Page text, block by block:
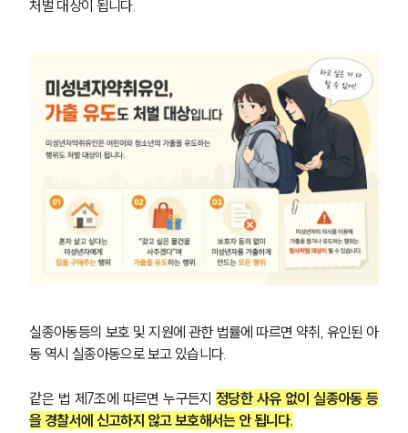
처벌 대상이 됩니다.
실종아동등의 보호 및 지원에 관한 법률에 따르면 약취, 유인된 아
동 역시 실종아동으로 보고 있습니다.
같은 법 제7조에 따르면 누구든지 정당한 사유 없이 실종아동 등
을 경찰서에 신고하지 않고 보호해서는 안 됩니다.